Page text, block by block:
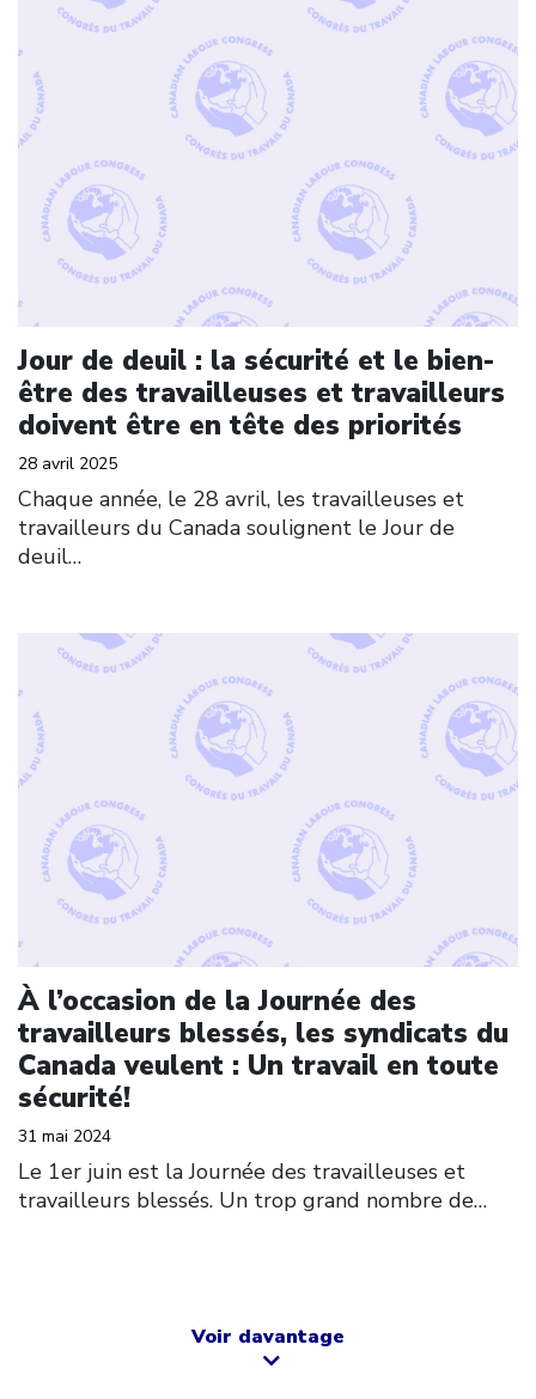
Jour de deuil : la sécurité et le bien-
être des travailleuses et travailleurs
doivent être en tête des priorités
28 avril 2025
Chaque année, le 28 avril, les travailleuses et
travailleurs du Canada soulignent le Jour de
deuil…
À l’occasion de la Journée des
travailleurs blessés, les syndicats du
Canada veulent : Un travail en toute
sécurité!
31 mai 2024
Le 1er juin est la Journée des travailleuses et
travailleurs blessés. Un trop grand nombre de…
Click to open the link
Voir davantage